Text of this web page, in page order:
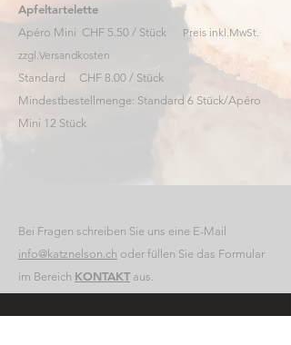
Apfeltartelette
Apéro Mini CHF 5.50 / Stück Preis inkl.MwSt.
zzgl.Versandkosten
Standard CHF 8.00 / Stück
Mindestbestellmenge: Standard 6 Stück/Apéro
Mini 12 Stück
Bei Fragen schreiben Sie uns eine E-Mail
info@katznelson.ch ​ oder füllen Sie das Formular
im Bereich KONTAKTaus.